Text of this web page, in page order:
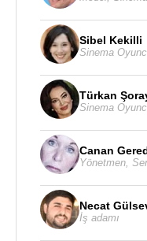
Sibel Kekilli
Sinema
Türkan
Sinema
Canan
Yönetmen
Necat
İş adamı